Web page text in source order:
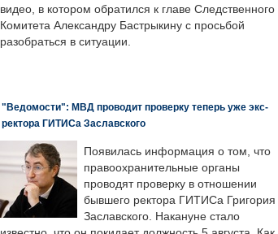
видео, в котором обратился к главе Следственного
Комитета Александру Бастрыкину с просьбой
разобраться в ситуации.
"Ведомости": МВД проводит проверку теперь уже экс-
ректора ГИТИСа Заславского
Появилась информация о том, что
правоохранительные органы
проводят проверку в отношении
бывшего ректора ГИТИСа Григория
Заславского. Накануне стало